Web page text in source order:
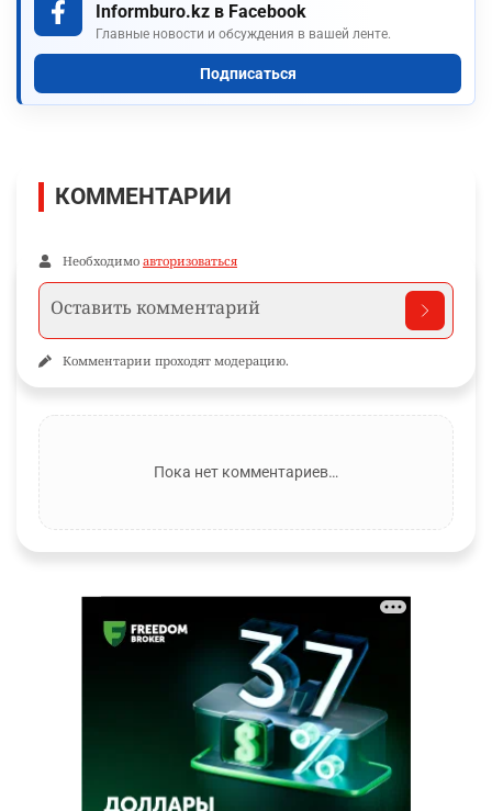
Informburo.kz в Facebook
Главные новости и обсуждения в вашей ленте.
Подписаться
КОММЕНТАРИИ
Необходимо авторизоваться
Комментарии проходят модерацию.
Пока нет комментариев…